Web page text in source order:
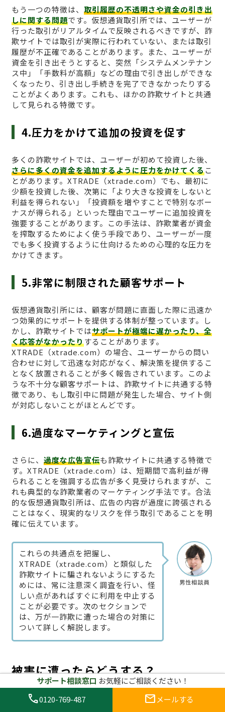
もう一つの特徴は、 取引履歴の不透明さや資金の引き出
しに関する問題です。仮想通貨取引所では、ユーザーが
行った取引がリアルタイムで反映されるべきですが、詐
欺サイトでは取引が実際に行われていない、または取引
履歴が不正確であることがあります。また、ユーザーが
資金を引き出そうとすると、突然「システムメンテナン
ス中」「手数料が高額」などの理由で引き出しができな
くなったり、引き出し手続きを完了できなかったりする
ことがよくあります。これも、ほかの詐欺サイトと共通
して見られる特徴です。
4.圧力をかけて追加の投資を促す
多くの詐欺サイトでは、ユーザーが初めて投資した後、
さらに多くの資金を追加するように圧力をかけてくるこ
とがあります。XTRADE（xtrade.com）でも、最初に
少額を投資した後、次第に「より大きな投資をしないと
利益を得られない」「投資額を増やすことで特別なボー
ナスが得られる」といった理由でユーザーに追加投資を
強要することがあります。この手法は、詐欺業者が資金
を搾取するためによく使う手段であり、ユーザーが一度
でも多く投資するように仕向けるための心理的な圧力を
かけてきます。
5.非常に制限された顧客サポート
仮想通貨取引所には、顧客が問題に直面した際に迅速か
つ効果的にサポートを提供する体制が整っています。し
かし、詐欺サイトではサポートが極端に遅かったり、全
く応答がなかったりすることがあります。
XTRADE（xtrade.com）の場合、ユーザーからの問い
合わせに対して迅速な対応がなく、解決策を提供するこ
となく放置されることが多く報告されています。このよ
うな不十分な顧客サポートは、詐欺サイトに共通する特
徴であり、もし取引中に問題が発生した場合、サイト側
が対応しないことがほとんどです。
6.過度なマーケティングと宣伝
さらに、 過度な広告宣伝も詐欺サイトに共通する特徴で
す。XTRADE（xtrade.com）は、短期間で高利益が得
られることを強調する広告が多く見受けられますが、こ
れも典型的な詐欺業者のマーケティング手法です。合法
的な仮想通貨取引所は、広告の内容が過度に誇張される
ことはなく、現実的なリスクを伴う取引であることを明
確に伝えています。
男性相談員
これらの共通点を把握し、
XTRADE（xtrade.com）と類似した
詐欺サイトに騙されないようにするた
めには、常に注意深く調査を行い、怪
しい点があればすぐに利用を中止する
ことが必要です。次のセクションで
は、万が一詐欺に遭った場合の対策に
ついて詳しく解説します。
被害に遭ったらどうする？
XTRADE（xtrade.com）での損失を
最小限に抑える方法
サポート相談窓口 お気軽にご相談ください！
call0120-769-487 mail メールする